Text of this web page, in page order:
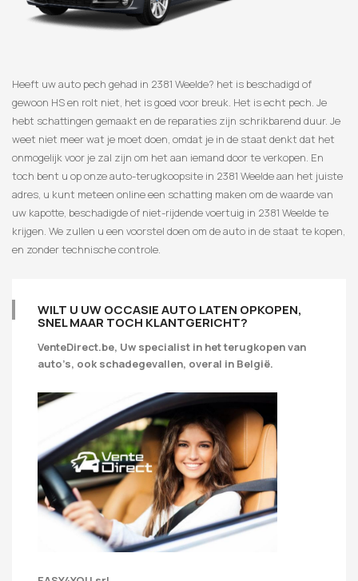
Heeft uw auto pech gehad in 2381 Weelde? het is beschadigd of
gewoon HS en rolt niet, het is goed voor breuk. Het is echt pech. Je
hebt schattingen gemaakt en de reparaties zijn schrikbarend duur. Je
weet niet meer wat je moet doen, omdat je in de staat denkt dat het
onmogelijk voor je zal zijn om het aan iemand door te verkopen. En
toch bent u op onze auto-terugkoopsite in 2381 Weelde aan het juiste
adres, u kunt meteen online een schatting maken om de waarde van
uw kapotte, beschadigde of niet-rijdende voertuig in 2381 Weelde te
krijgen. We zullen u een voorstel doen om de auto in de staat te kopen,
en zonder technische controle.
WILT U UW OCCASIE AUTO LATEN OPKOPEN,
SNEL MAAR TOCH KLANTGERICHT?
VenteDirect.be, Uw specialist in het terugkopen van
auto’s, ook schadegevallen, overal in België.